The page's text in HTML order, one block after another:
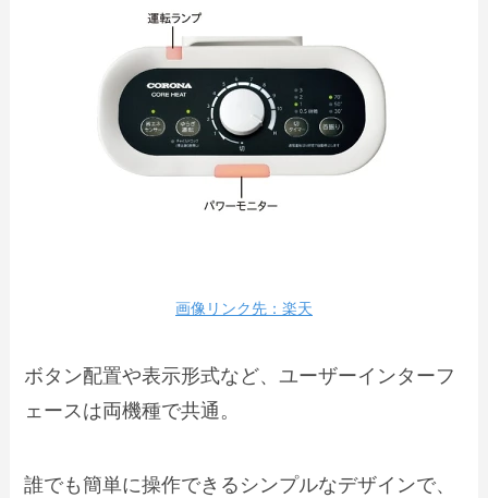
画像リンク先：楽天
ボタン配置や表示形式など、ユーザーインターフ
ェースは両機種で共通。
誰でも簡単に操作できるシンプルなデザインで、